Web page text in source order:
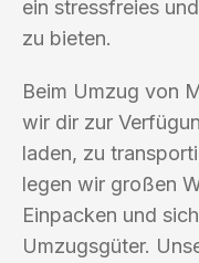
ein stressfreies
zu bieten.
Beim Umzug von
wir dir zur
laden, zu
legen wir großen
Einpacken und
Umzugsgüter.